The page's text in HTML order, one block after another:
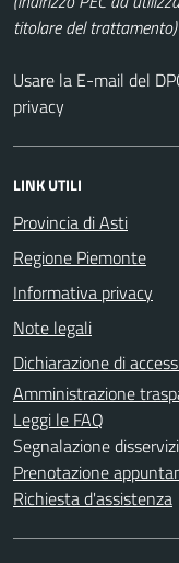
titolare del trattamento)
Usare la E-mail del
privacy
LINK UTILI
Provincia di Asti
Regione Piemonte
Informativa privacy
Note legali
Dichiarazione di
Amministrazione
Leggi le FAQ
Segnalazione
Prenotazione
Richiesta d'assistenza